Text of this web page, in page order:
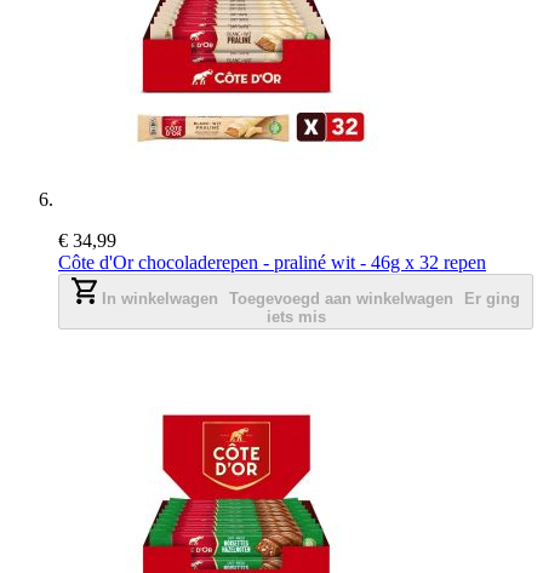
€ 34,99
Côte d'Or chocoladerepen - praliné wit - 46g x 32 repen
In winkelwagen Toegevoegd aan winkelwagen
Er ging
iets mis